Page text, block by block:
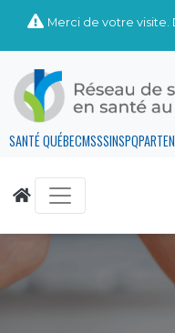
Merci de votre visite.
SANTÉ QUÉBECMSSSINSPQ